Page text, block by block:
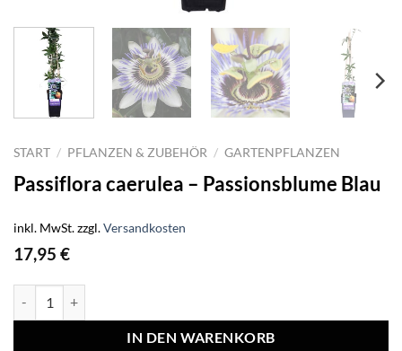
START / PFLANZEN & ZUBEHÖR / GARTENPFLANZEN
Passiflora caerulea – Passionsblume Blau
inkl. MwSt.zzgl.Versandkosten
17,95 €
IN DEN WARENKORB